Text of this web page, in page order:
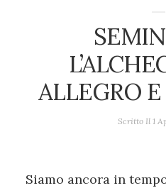
ALLEGRO
Scritto Il 1
Siamo ancora in